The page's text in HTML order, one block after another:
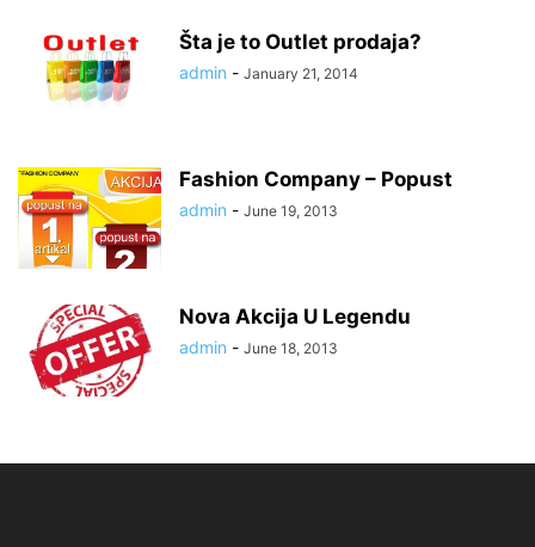
Šta je to Outlet prodaja?
admin - January 21, 2014
Fashion Company – Popust
admin - June 19, 2013
Nova Akcija U Legendu
admin - June 18, 2013